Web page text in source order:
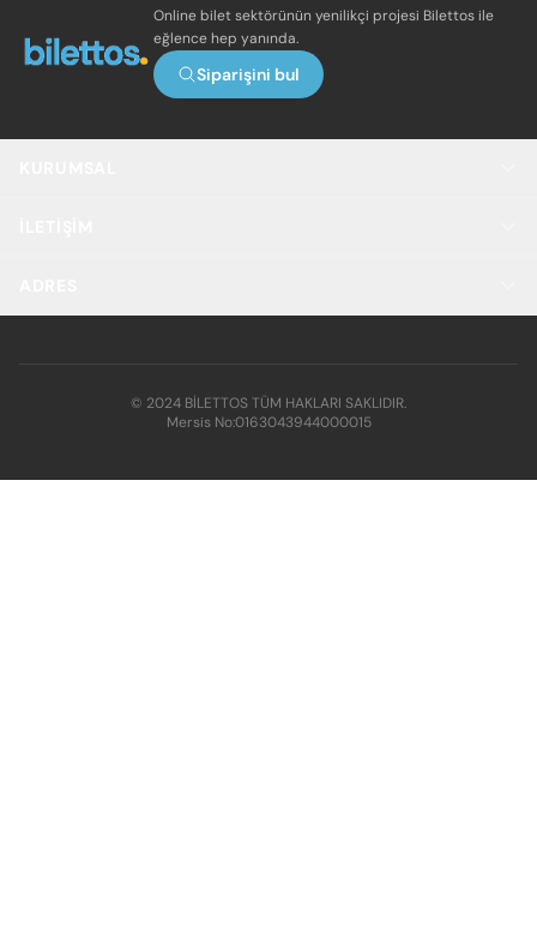
Online bilet sektörünün yenilikçi projesi Bilettos ile
eğlence hep yanında.
Siparişini bul
© 2024 BİLETTOS TÜM HAKLARI SAKLIDIR.
Mersis No:0163043944000015